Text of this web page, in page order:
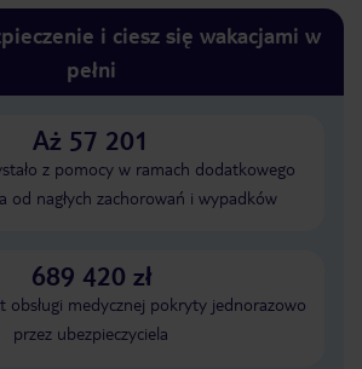
i ciesz się wakacjami w
pełni
Aż 57 201
z pomocy w ramach dodatkowego
od nagłych zachorowań i wypadków
689 420 zł
obsługi medycznej pokryty jednorazowo
przez ubezpieczyciela